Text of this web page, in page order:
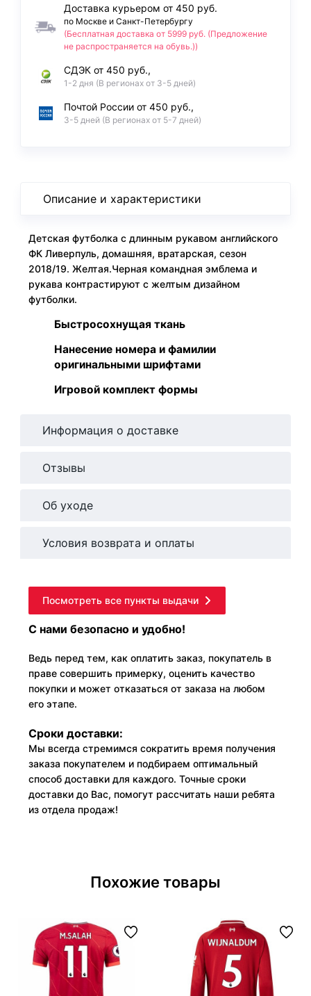
Доставка курьером от 450 руб.
по Москве и Санкт-Петербургу
(Бесплатная доставка от 5999 руб. (Предложение
не распространяется на обувь.))
СДЭК от 450 руб.,
1-2 дня (В регионах от 3-5 дней)
Почтой России от 450 руб.,
3-5 дней (В регионах от 5-7 дней)
Описание и характеристики
Детская футболка с длинным рукавом английского
ФК Ливерпуль, домашняя, вратарская, сезон
2018/19. Желтая.Черная командная эмблема и
рукава контрастируют с желтым дизайном
футболки.
Быстросохнущая ткань
Нанесение номера и фамилии
оригинальными шрифтами
Игровой комплект формы
Информация о доставке
Отзывы
Об уходе
Условия возврата и оплаты
Посмотреть все пункты выдачи
С нами безопасно и удобно!
Ведь перед тем, как оплатить заказ, покупатель в
праве совершить примерку, оценить качество
покупки и может отказаться от заказа на любом
его этапе.
Сроки доставки:
Мы всегда стремимся сократить время получения
заказа покупателем и подбираем оптимальный
способ доставки для каждого. Точные сроки
доставки до Вас, помогут рассчитать наши ребята
из отдела продаж!
Похожие товары